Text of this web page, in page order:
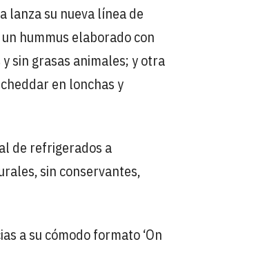
lanza su nueva línea de
hummus elaborado con
sin grasas animales; y otra
en lonchas y
de refrigerados a
sin conservantes,
a su cómodo formato ‘On